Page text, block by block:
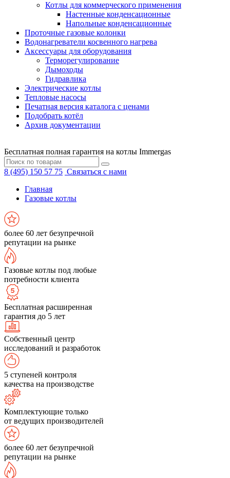
Котлы для коммерческого применения
Настенные конденсационные
Напольные конденсационные
Проточные газовые колонки
Водонагреватели косвенного нагрева
Аксессуары для оборудования
Терморегулирование
Дымоходы
Гидравлика
Электрические котлы
Тепловые насосы
Печатная версия каталога с ценами
Подобрать котёл
Архив документации
Бесплатная полная гарантия на котлы Immergas
8 (495) 150 57 75 Связаться с нами
Главная
Газовые котлы
более 60 лет безупречной
репутации на рынке
Газовые котлы под любые
потребности клиента
Бесплатная расширенная
гарантия до 5 лет
Собственный центр
исследований и разработок
5 ступеней контроля
качества на производстве
Комплектующие только
от ведущих производителей
более 60 лет безупречной
репутации на рынке